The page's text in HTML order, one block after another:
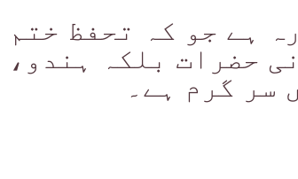
ہے جو کہ تحفظ
حضرات بلکہ
سر گرم ہے۔